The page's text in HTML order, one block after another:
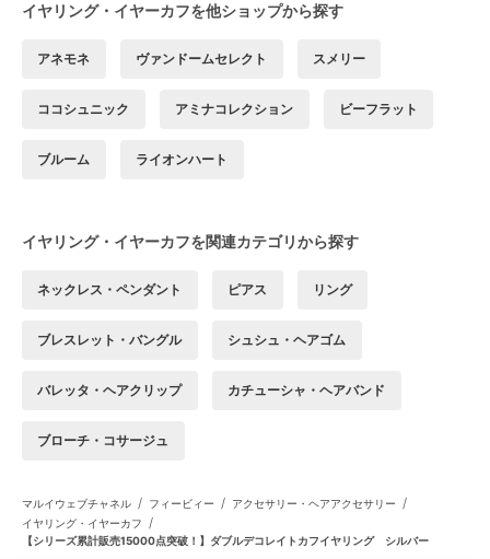
イヤリング・イヤーカフを他ショップから探す
アネモネ ヴァンドームセレクト スメリー
ココシュニック アミナコレクション ビーフラット
ブルーム ライオンハート
イヤリング・イヤーカフを関連カテゴリから探す
ネックレス・ペンダント ピアス リング
ブレスレット・バングル シュシュ・ヘアゴム
バレッタ・ヘアクリップ カチューシャ・ヘアバンド
ブローチ・コサージュ
マルイウェブチャネル / フィービィー / アクセサリー・ヘアアクセサリー /
イヤリング・イヤーカフ /
【シリーズ累計販売15000点突破！】ダブルデコレイトカフイヤリング シルバー